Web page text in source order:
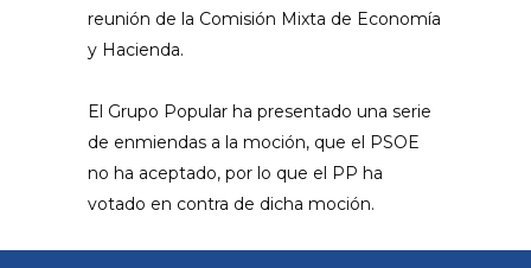
reunión de la Comisión Mixta de Economía
y Hacienda.
El Grupo Popular ha presentado una serie
de enmiendas a la moción, que el PSOE
no ha aceptado, por lo que el PP ha
votado en contra de dicha moción.